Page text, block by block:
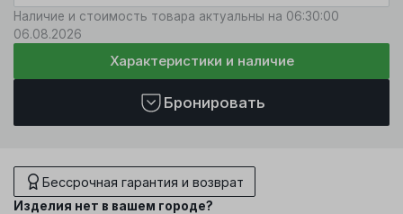
Наличие и стоимость товара актуальны на 06:30:00
06.08.2026
Характеристики и наличие
Бронировать
Бессрочная гарантия и возврат
Изделия нет в вашем городе?